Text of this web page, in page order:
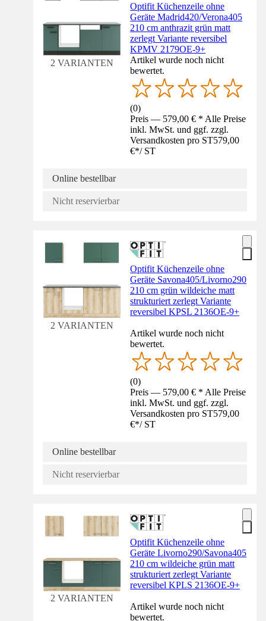
2 VARIANTEN
Optifit Küchenzeile ohne
Geräte Madrid420/Verona405
210 cm anthrazit grün matt
zerlegt Variante reversibel
KPMV 2179OE-9+
Artikel wurde noch nicht
bewertet.
(0)
Preis — 579,00 € * Alle Preise
inkl. MwSt. und ggf. zzgl.
Versandkosten pro ST579,00
€*/ ST
Online bestellbar
Nicht reservierbar
2 VARIANTEN
Optifit Küchenzeile ohne
Geräte Savona405/Livorno290
210 cm grün wildeiche matt
strukturiert zerlegt Variante
reversibel KPSL 2136OE-9+
Artikel wurde noch nicht
bewertet.
(0)
Preis — 579,00 € * Alle Preise
inkl. MwSt. und ggf. zzgl.
Versandkosten pro ST579,00
€*/ ST
Online bestellbar
Nicht reservierbar
2 VARIANTEN
Optifit Küchenzeile ohne
Geräte Livorno290/Savona405
210 cm wildeiche grün matt
strukturiert zerlegt Variante
reversibel KPLS 2136OE-9+
Artikel wurde noch nicht
bewertet.